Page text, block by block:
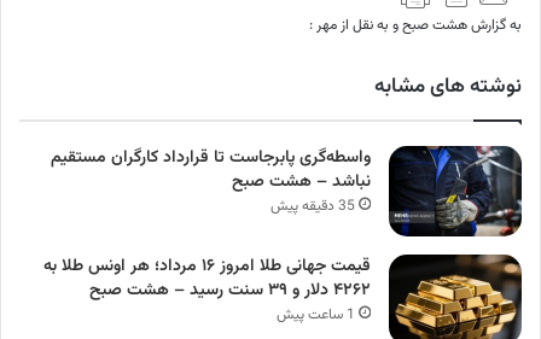
به گزارش هشت صبح و به نقل از مهر :
نوشته های مشابه
واسطه‌گری پابرجاست تا قرارداد کارگران مستقیم
نباشد – هشت صبح
35 دقیقه پیش
قیمت جهانی طلا امروز ۱۶ مرداد؛ هر اونس طلا به
۴۲۶۲ دلار و ۳۹ سنت رسید – هشت صبح
1 ساعت پیش